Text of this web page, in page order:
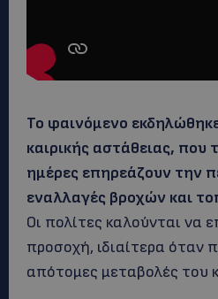
Το φαινόμενο
καιρικής αστάθειας, που
ημέρες επηρεάζουν την
εναλλαγές βροχών και
Οι πολίτες καλούνται να
προσοχή, ιδιαίτερα όταν
απότομες μεταβολές του